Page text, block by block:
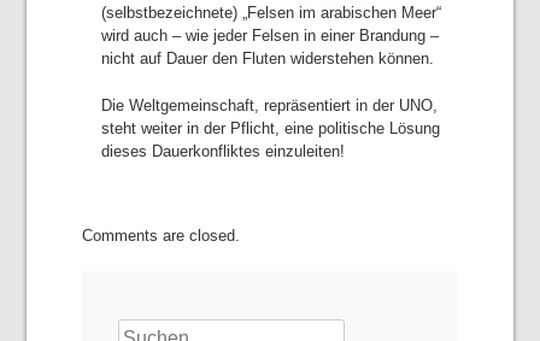
(selbstbezeichnete) „Felsen im arabischen Meer“
wird auch – wie jeder Felsen in einer Brandung –
nicht auf Dauer den Fluten widerstehen können.
Die Weltgemeinschaft, repräsentiert in der UNO,
steht weiter in der Pflicht, eine politische Lösung
dieses Dauerkonfliktes einzuleiten!
Comments are closed.
Suchen